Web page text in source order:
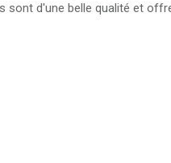
sont d'une belle qualité et